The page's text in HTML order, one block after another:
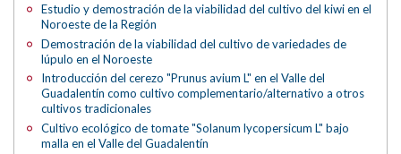
Estudio y demostración de la viabilidad del cultivo del kiwi en el
Noroeste de la Región
Demostración de la viabilidad del cultivo de variedades de
lúpulo en el Noroeste
Introducción del cerezo "Prunus avium L" en el Valle del
Guadalentín como cultivo complementario/alternativo a otros
cultivos tradicionales
Cultivo ecológico de tomate "Solanum lycopersicum L" bajo
malla en el Valle del Guadalentín